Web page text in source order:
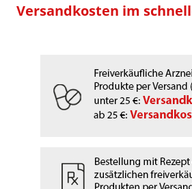
Versandkosten im